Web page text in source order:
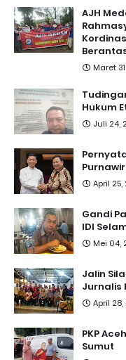
AJH
Maret
Hukum
Juli 24,
April 25,
Gandi
IDI
Mei 04,
Jalin
Jurnalis
April 28,
PKP
Sumut